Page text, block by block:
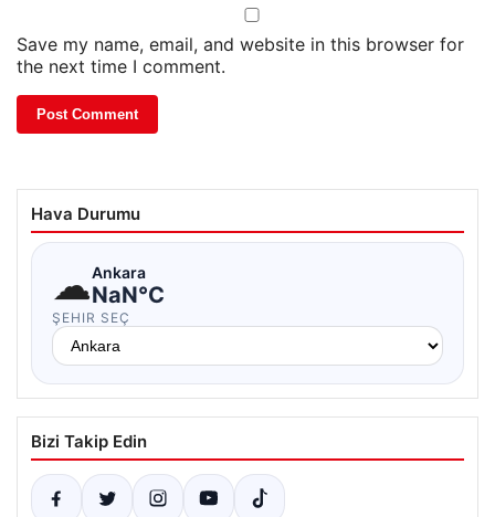
Save my name, email, and website in this browser for
the next time I comment.
Hava Durumu
☁Ankara
NaN°C
ŞEHIR SEÇ
Bizi Takip Edin